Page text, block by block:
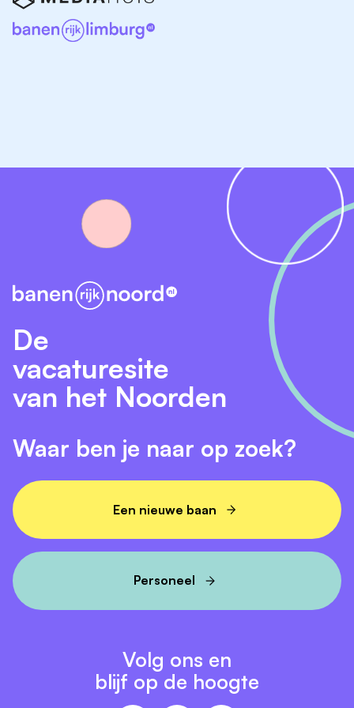
zoekt naast je studie, of een volgende stap in je
carrière wilt zetten, er is voor ieder wat wils. Neem de
De
vacaturesite
van het Noorden
Waar ben je naar op zoek?
Een nieuwe baan
Personeel
Volg ons en
blijf op de hoogte